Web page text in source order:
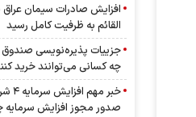
افزایش صادرات سیمان عراق
القائم به ظرفیت کامل رسید
جزییات پذیره‌نویسی صندوق
چه کسانی می‌توانند خرید
خبر
صدور مجوز افزایش سرمایه